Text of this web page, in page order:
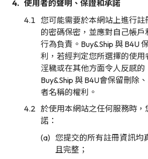
使用者的聲明、保證和承諾
您可能需要於本網站上進行
的密碼保密，並應對自己帳戶
行為負責。Buy&Ship 與 B4U
利，若經判定您所選擇的使用
淫穢或在其他方面令人反感的
Buy&Ship 與 B4U會保留刪除
者名稱的權利。
於使用本網站之任何服務時，
諾：
您提交的所有註冊資訊均
且完整；